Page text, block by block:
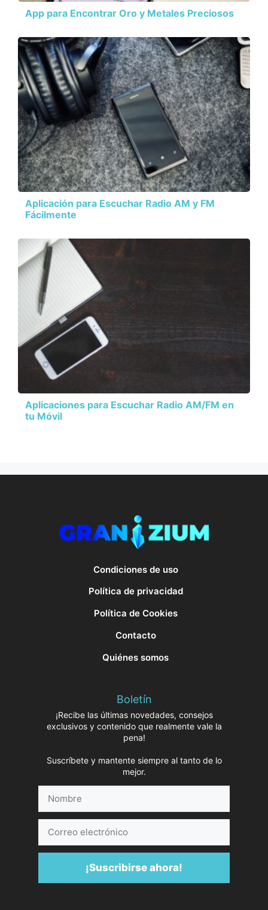
App para Encontrar Oro y Metales Preciosos
Aplicación para Escuchar Radio AM y FM
Fácilmente
Aplicaciones para Escuchar Radio AM/FM en
tu Móvil
Condiciones de uso
Política de privacidad
Política de Cookies
Contacto
Quiénes somos
Boletín
¡Recibe las últimas novedades, consejos
exclusivos y contenido que realmente vale la
pena!
Suscríbete y mantente siempre al tanto de lo
mejor.
electrónico
¡Suscribirse ahora!